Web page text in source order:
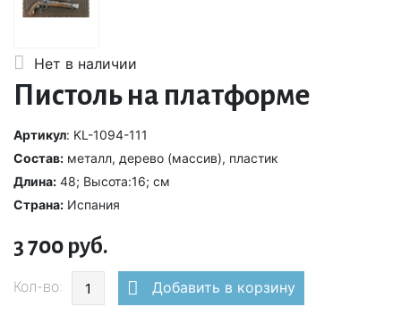
Нет в наличии
Пистоль на платформе
Артикул: KL-1094-111
Состав: металл, дерево (массив), пластик
Длина: 48; Высота:16; см
Страна: Испания
3 700 руб.
Кол-во: Добавить в корзину